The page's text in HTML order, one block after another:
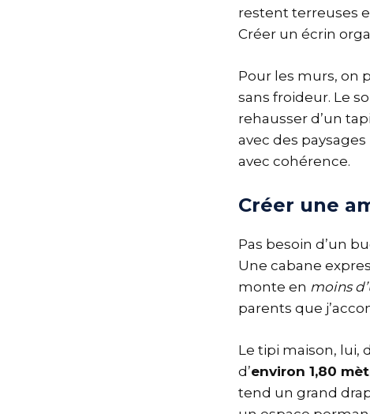
restent terreuses
Créer un écrin
Pour les murs, on
sans froideur. Le
rehausser d’un
avec des
avec cohérence.
Créer une
Pas besoin d’un
Une cabane
monte en moins
parents que
Le tipi maison, lui,
d’environ 1,80
tend un grand